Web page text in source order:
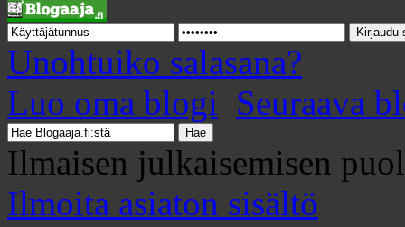
Unohtuiko salasana?
Luo oma blogi Seuraava
Ilmaisen julkaisemisen
Ilmoita asiaton sisältö